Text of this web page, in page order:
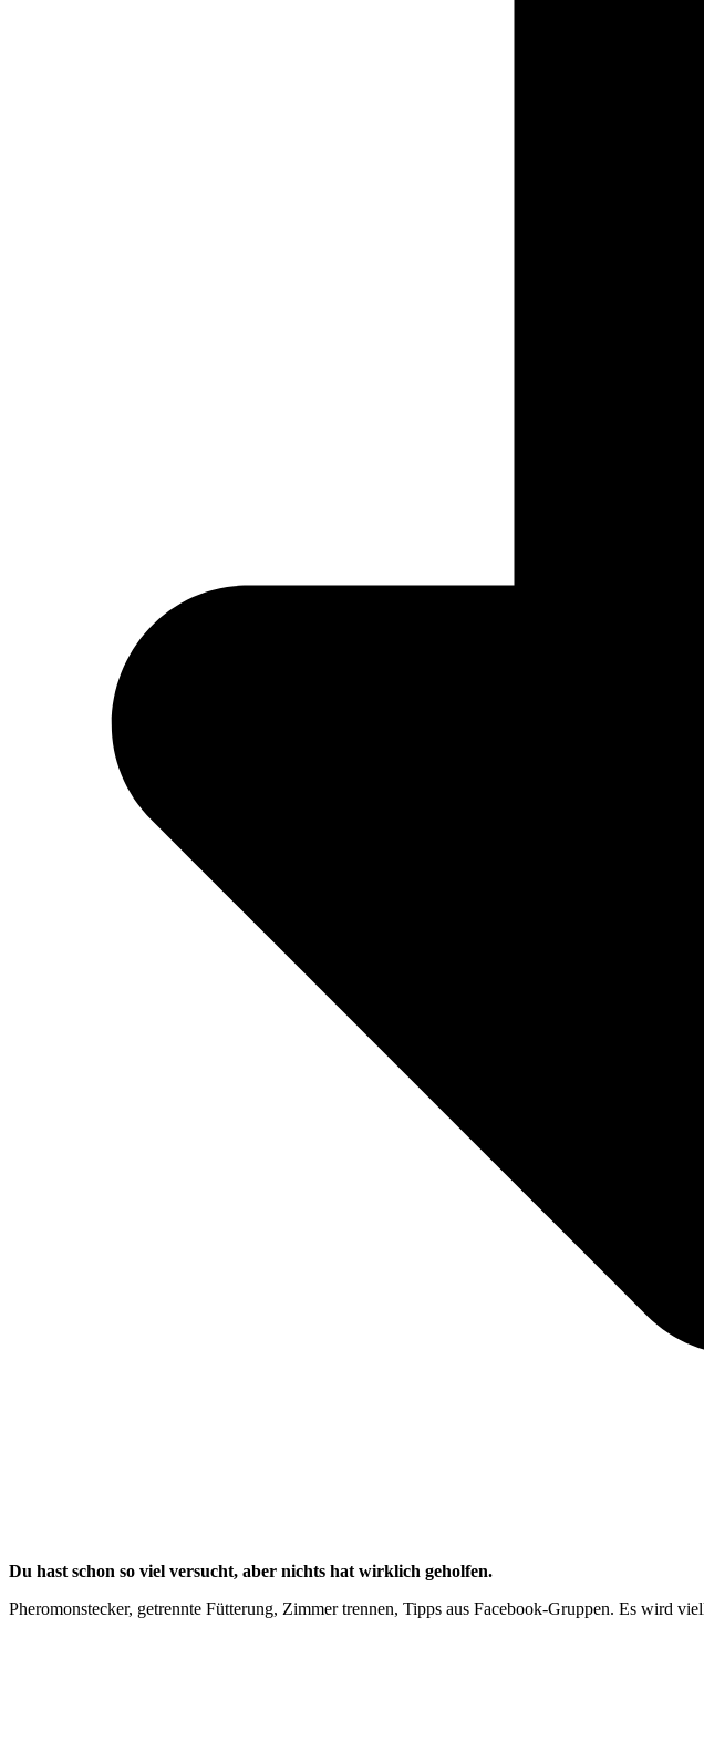
Du hast schon so viel versucht, aber nichts hat wirklich geholfen.
Pheromonstecker, getrennte Fütterung, Zimmer trennen, Tipps aus Facebook-Gruppen. Es wird